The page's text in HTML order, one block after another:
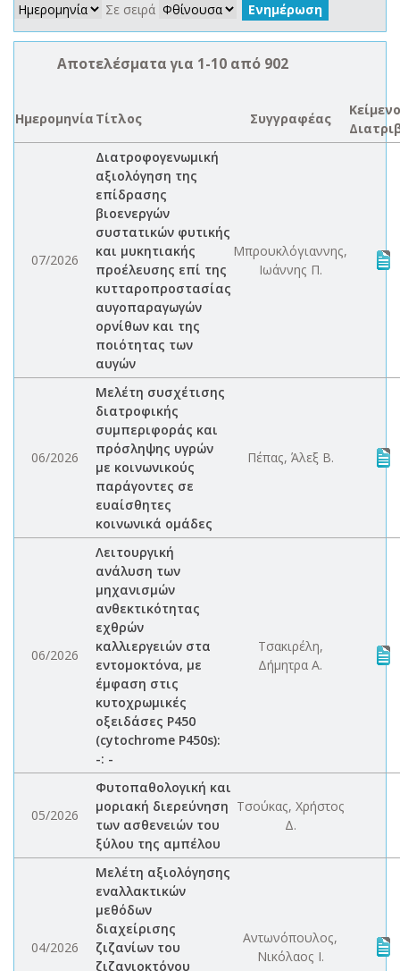
Σε σειρά
Αποτελέσματα για 1-10 από 902
Ημερομηνία Τίτλος Συγγραφέας
Κείμενο
07/2026
Διατροφογενωμική
αξιολόγηση της
επίδρασης
βιοενεργών
συστατικών φυτικής
και μυκητιακής
προέλευσης επί της
κυτταροπροστασίας
αυγοπαραγωγών
ορνίθων και της
ποιότητας των
αυγών
Μπρουκλόγιαννης,
Ιωάννης Π.
06/2026
Μελέτη συσχέτισης
διατροφικής
συμπεριφοράς και
πρόσληψης υγρών
με κοινωνικούς
παράγοντες σε
ευαίσθητες
κοινωνικά ομάδες
Πέπας, Άλεξ Β.
06/2026
Λειτουργική
ανάλυση των
μηχανισμών
ανθεκτικότητας
εχθρών
καλλιεργειών στα
εντομοκτόνα, με
έμφαση στις
κυτοχρωμικές
οξειδάσες P450
(cytochrome P450s):
-: -
Τσακιρέλη,
Δήμητρα Α.
05/2026
Φυτοπαθολογική και
μοριακή διερεύνηση
των ασθενειών του
ξύλου της αμπέλου
Τσούκας, Χρήστος
Δ.
04/2026
Μελέτη αξιολόγησης
εναλλακτικών
μεθόδων
διαχείρισης
ζιζανίων του
ζιζανιοκτόνου
Αντωνόπουλος,
Νικόλαος Ι.